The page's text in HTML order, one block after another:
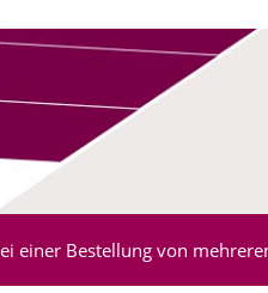
einer Bestellung von